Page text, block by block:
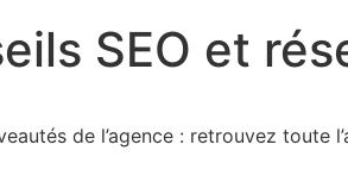
SEO et
de l’agence : retrouvez toute